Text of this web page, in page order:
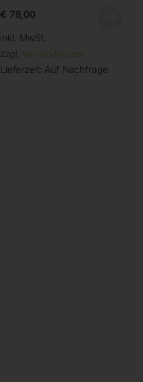
€ 78,00
inkl. MwSt.
zzgl. Versandkosten
Lieferzeit: Auf Nachfrage